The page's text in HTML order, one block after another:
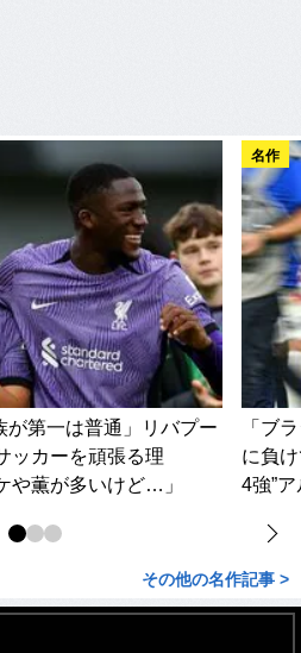
が第一は普通」リバプー
ッカーを頑張る理
や薫が多いけど…」
名作
「ブ
に負
4強”
その他の名作記事 >